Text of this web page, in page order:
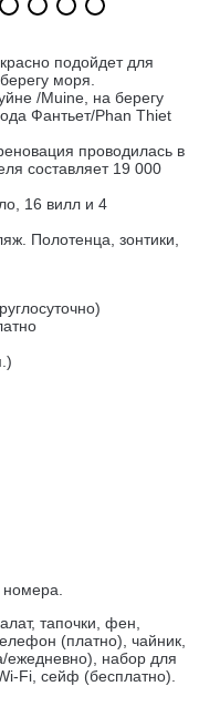
подойдет для
моря.
/Muine, на берегу
Фантьет/Phan Thiet
проводилась в
составляет 19 000
16 вилл и 4
Полотенца, зонтики,
тапочки, фен,
(платно), чайник,
ежедневно), набор для
Fi, сейф (бесплатно).